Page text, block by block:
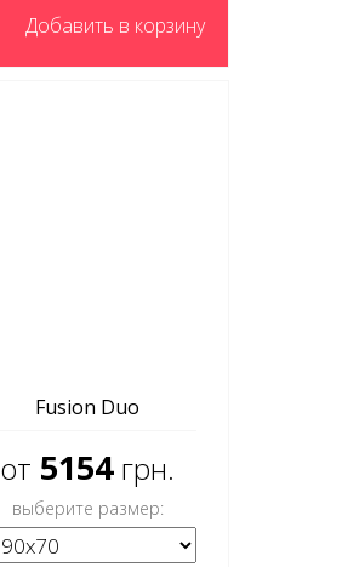
Добавить в корзину
Fusion Duo
от 5154 грн.
выберите размер: